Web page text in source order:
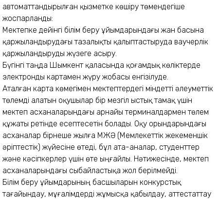
автоматтандырылған қызметке көшіру төмендегіше
жоспарланды:
Мектепке дейінгі білім беру ұйымдарындағы жан басына
қаржыландырудағы тазалықты қалыптастыруда ваучерлік
қаржыландыруды жүзеге асыру.
Бүгінгі таңда Шымкент қаласында қоғамдық көліктерде
электронды картамен жүру жобасы енгізілуде.
Аталған карта көмегімен мектептердегі міндетті әлеуметтік
төлемді алатын оқушылар бір мезгіл ыстық тамақ үшін
мектеп асханаларындағы арнайы терминалдармен төлем
құжаты ретінде есептесетін болады. Оқу орындарындағы
асханалар бірнеше жылға МЖӘ (Мемлекеттік жекеменшік
әріптестік) жүйесіне өтеді, бұл ата-аналар, студенттер
және кәсіпкерлер үшін өте ыңғайлы. Нәтижесінде, мектеп
асханаларындағы сыбайластықа жол берілмейді.
Білім беру ұйымдарының басшыларын конкурстық
тағайындау, мұғалімдерді жұмысқа қабылдау, аттестаттау